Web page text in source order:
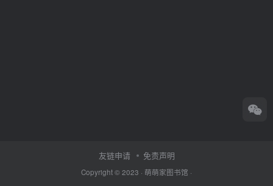
友链申请 免责声明
Copyright © 2023 · 萌萌家图书馆 ·